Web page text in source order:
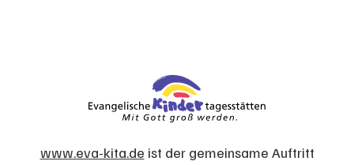
www.eva-kita.de ist der gemeinsame Auftritt